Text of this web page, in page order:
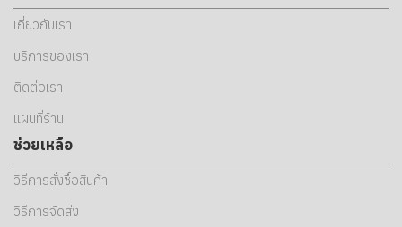
เกี่ยวกับเรา
บริการของเรา
ติดต่อเรา
แผนที่ร้าน
ช่วยเหลือ
วิธีการสั่งซื้อสินค้า
วิธีการจัดส่ง